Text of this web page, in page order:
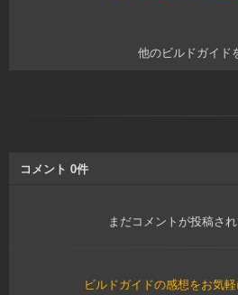
他のビルドガイド
コメント 0件
まだコメントが投稿さ
ビルドガイドの感想をお気